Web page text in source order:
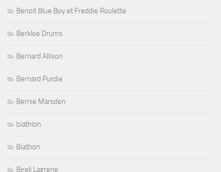
Benoit Blue Boy et Freddie Roulette
Berklee Drums
Bernard Allison
Bernard Purdie
Bernie Marsden
biathlon
Biathon
Bireli Lagrene